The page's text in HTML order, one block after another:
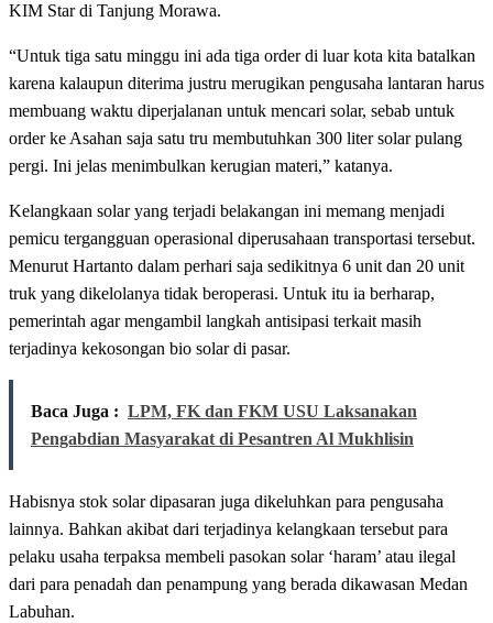
KIM Star di Tanjung Morawa.
“Untuk tiga satu minggu ini ada tiga order di luar kota kita batalkan
karena kalaupun diterima justru merugikan pengusaha lantaran harus
membuang waktu diperjalanan untuk mencari solar, sebab untuk
order ke Asahan saja satu tru membutuhkan 300 liter solar pulang
pergi. Ini jelas menimbulkan kerugian materi,” katanya.
Kelangkaan solar yang terjadi belakangan ini memang menjadi
pemicu tergangguan operasional diperusahaan transportasi tersebut.
Menurut Hartanto dalam perhari saja sedikitnya 6 unit dan 20 unit
truk yang dikelolanya tidak beroperasi. Untuk itu ia berharap,
pemerintah agar mengambil langkah antisipasi terkait masih
terjadinya kekosongan bio solar di pasar.
Baca Juga : LPM, FK dan FKM USU Laksanakan
Pengabdian Masyarakat di Pesantren Al Mukhlisin
Habisnya stok solar dipasaran juga dikeluhkan para pengusaha
lainnya. Bahkan akibat dari terjadinya kelangkaan tersebut para
pelaku usaha terpaksa membeli pasokan solar ‘haram’ atau ilegal
dari para penadah dan penampung yang berada dikawasan Medan
Labuhan.